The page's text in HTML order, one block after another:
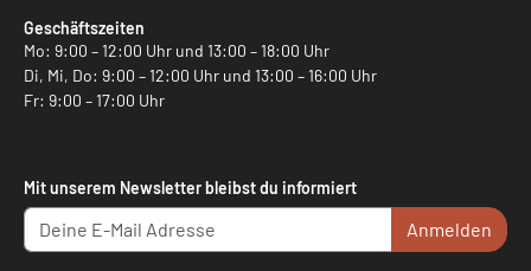
Geschäftszeiten
Mo: 9:00 – 12:00 Uhr und 13:00 – 18:00 Uhr
Di, Mi, Do: 9:00 – 12:00 Uhr und 13:00 – 16:00 Uhr
Fr: 9:00 – 17:00 Uhr
Mit unserem Newsletter bleibst du informiert
Anmelden